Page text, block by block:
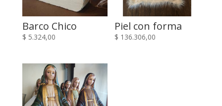
Barco Chico
$ 5.324,00
Piel con forma
$ 136.306,00